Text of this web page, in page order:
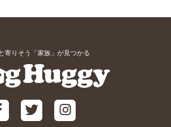
寄りそう「家族」が見つかる